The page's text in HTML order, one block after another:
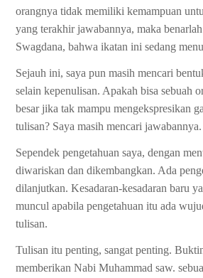
orangnya tidak memiliki kemampuan
yang terakhir jawabannya, maka
Swagdana, bahwa ikatan ini sedang
Sejauh ini, saya pun masih mencari
selain kepenulisan. Apakah bisa sebuah
besar jika tak mampu mengekspresikan
tulisan? Saya masih mencari jawabannya.
Sependek pengetahuan saya, dengan
diwariskan dan dikembangkan. Ada
dilanjutkan. Kesadaran-kesadaran baru
muncul apabila pengetahuan itu ada
tulisan.
Tulisan itu penting, sangat penting.
memberikan Nabi Muhammad saw.